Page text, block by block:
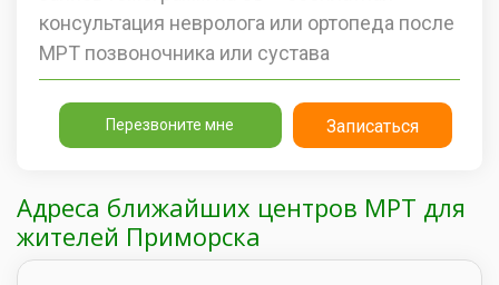
консультация невролога или ортопеда после
МРТ позвоночника или сустава
Перезвоните мне Записаться
Адреса ближайших центров МРТ для
жителей Приморска